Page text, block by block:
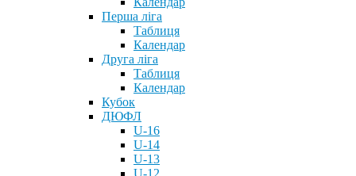
Перша ліга
Таблиця
Календар
Друга ліга
Таблиця
Календар
Кубок
ДЮФЛ
U-16
U-14
U-13
U-12